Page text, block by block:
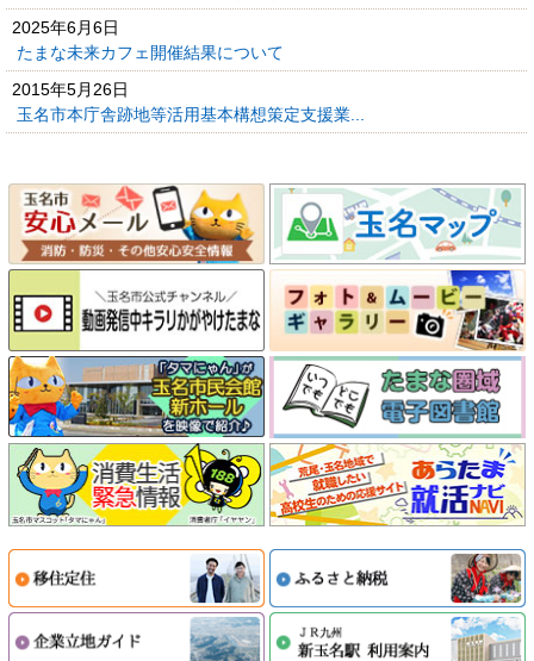
2025年6月6日
たまな未来カフェ開催結果について
2015年5月26日
玉名市本庁舎跡地等活用基本構想策定支援業...